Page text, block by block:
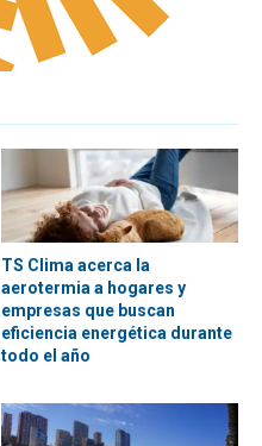
TS Clima acerca la
aerotermia a hogares y
empresas que buscan
eficiencia energética durante
todo el año